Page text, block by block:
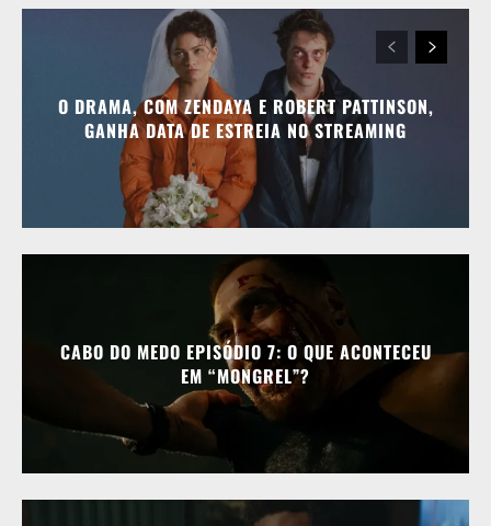
O DRAMA, COM ZENDAYA E ROBERT PATTINSON,
GANHA DATA DE ESTREIA NO STREAMING
CABO DO MEDO EPISÓDIO 7: O QUE ACONTECEU
EM “MONGREL”?